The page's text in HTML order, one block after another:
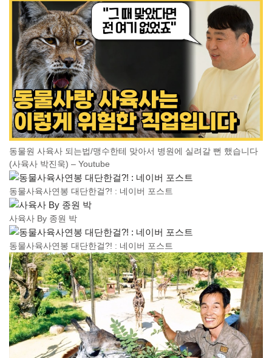
동물원 사육사 되는법/맹수한테 맞아서 병원에 실려갈 뻔 했습니다
(사육사 박진욱) – Youtube
동물사육사연봉 대단한걸?! : 네이버 포스트
사육사 By 종원 박
동물사육사연봉 대단한걸?! : 네이버 포스트